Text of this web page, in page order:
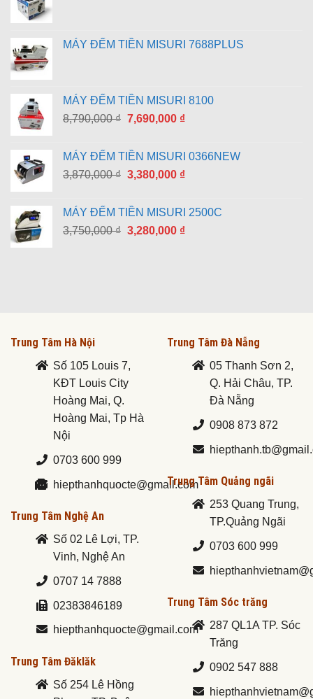
MÁY ĐẾM TIỀN MISURI 7688PLUS
MÁY ĐẾM TIỀN MISURI 8100
8,790,000₫ Giá
là:
8,790,000 ₫.
7,690,000 ₫Giá
là:
7,690,000 ₫.
MÁY ĐẾM TIỀN MISURI 0366NEW
3,870,000₫ Giá
là:
3,870,000 ₫.
3,380,000 ₫Giá
là:
3,380,000 ₫.
MÁY ĐẾM TIỀN MISURI 2500C
3,750,000₫ Giá
3,280,000 ₫Giá
Trung Tâm Hà Nội
Số 105 Louis 7,
KĐT Louis City
Hoàng Mai, Q.
Hoàng Mai, Tp Hà
Nội
0703 600 999
hiepthanhquocte@gmail.com
Trung Tâm Nghệ An
Số 02 Lê Lợi, TP.
Vinh, Nghệ An
0707 14 7888
02383846189
hiepthanhquocte@gmail.com
Trung Tâm Đăklăk
Số 254 Lê Hồng
Trung Tâm Đà Nẵng
05 Thanh Sơn 2,
Q. Hải Châu, TP.
Đà Nẵng
0908 873 872
Trung Tâm Quảng ngãi
253 Quang Trung,
TP.Quảng Ngãi
0703 600 999
Trung Tâm Sóc trăng
287 QL1A TP. Sóc
Trăng
0902 547 888